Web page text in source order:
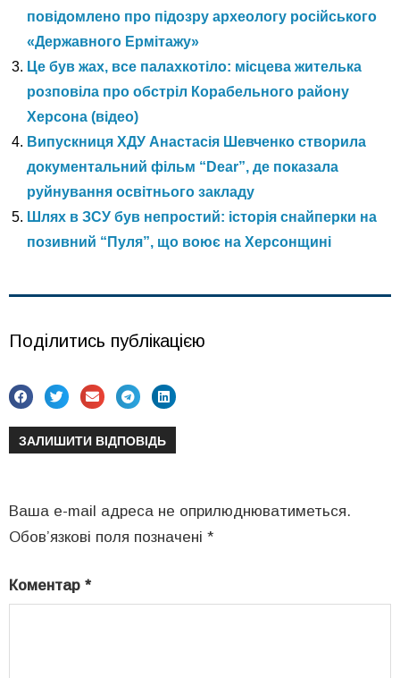
повідомлено про підозру археологу російського
«Державного Ермітажу»
Це був жах, все палахкотіло: місцева жителька
розповіла про обстріл Корабельного району
Херсона (відео)
Випускниця ХДУ Анастасія Шевченко створила
документальний фільм “Dear”, де показала
руйнування освітнього закладу
Шлях в ЗСУ був непростий: історія снайперки на
позивний “Пуля”, що воює на Херсонщині
Поділитись публікацією
ЗАЛИШИТИ ВІДПОВІДЬ
Ваша e-mail адреса не оприлюднюватиметься.
Обов’язкові поля позначені *
Коментар *